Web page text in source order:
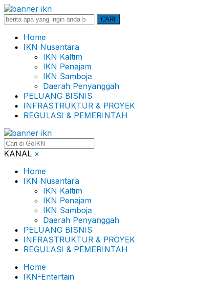
Search
CARI
Home
IKN Nusantara
IKN Kaltim
IKN Penajam
IKN Samboja
Daerah Penyanggah
PELUANG BISNIS
INFRASTRUKTUR & PROYEK
REGULASI & PEMERINTAH
KANAL ×
Home
IKN Nusantara
IKN Kaltim
IKN Penajam
IKN Samboja
Daerah Penyanggah
PELUANG BISNIS
INFRASTRUKTUR & PROYEK
REGULASI & PEMERINTAH
Home
IKN-Entertain